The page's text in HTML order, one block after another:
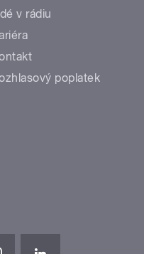
v rádiu
poplatek